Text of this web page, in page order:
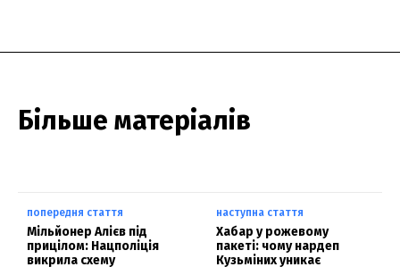
Більше матеріалів
попередня стаття
Мільйонер Алієв під
прицілом: Нацполіція
викрила схему
наступна стаття
Хабар у рожевому
пакеті: чому нардеп
Кузьміних уникає